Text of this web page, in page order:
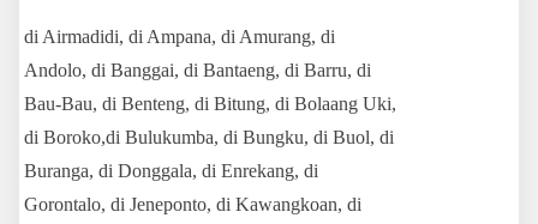
di Airmadidi, di Ampana, di Amurang, di
Andolo, di Banggai, di Bantaeng, di Barru, di
Bau-Bau, di Benteng, di Bitung, di Bolaang Uki,
di Boroko,di Bulukumba, di Bungku, di Buol, di
Buranga, di Donggala, di Enrekang, di
Gorontalo, di Jeneponto, di Kawangkoan, di